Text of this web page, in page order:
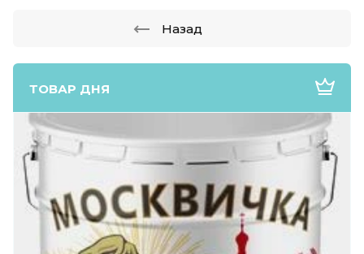
ТОВАР ДНЯ
Назад